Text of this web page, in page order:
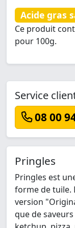
Acide gras
Ce produit
pour 100g.
Service
08 00
Pringles
Pringles est
forme de tuile.
version
que de